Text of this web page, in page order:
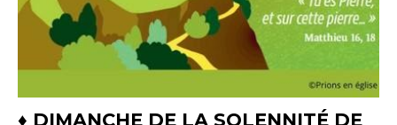
♦ DIMANCHE DE LA SOLENNITÉ DE